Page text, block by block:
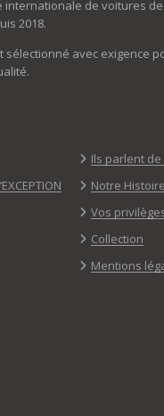
internationale de voitures
2018.
sélectionné avec exigence
Ils parlent
Notre Histoire
Vos
Collection
Mentions